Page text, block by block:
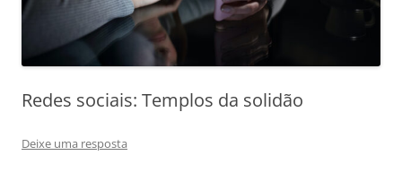
Redes sociais: Templos da solidão
Deixe uma resposta